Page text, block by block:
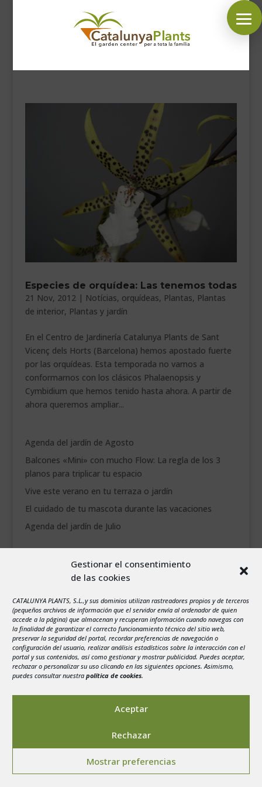
Gestionar el consentimiento
de las cookies
CATALUNYA PLANTS, S.L.,y sus dominios utilizan rastreadores propios y de terceros
(pequeños archivos de información que el servidor envía al ordenador de quien
accede a la página) que almacenan y recuperan información cuando navegas con
la finalidad de garantizar el correcto funcionamiento técnico del sitio web,
preservar la seguridad del portal, recordar preferencias de navegación o
configuración del usuario, realizar análisis estadísticos sobre la interacción con el
portal y sus contenidos, así como gestionar y mostrar publicidad. Puedes aceptar,
rechazar o personalizar su uso clicando en las siguientes opciones. Asimismo,
puedes consultar nuestra política de cookies.
Aceptar
Rechazar
Mostrar preferencias
SÍGUENOS EN:
COMPLEMENTOS JARDÍN
HORARIO GARDEN
VEURE EN CATALÀ
Especies de orquídea: Las tenemos todas
21 Nov, 2012| Notícias, orquídeas, Plantas, Plantas
de interior, Plantas y jardín
En el Centro de Jardinería Catalunya Plants de Sant
Vicenç dels Horts (Barcelona) hemos apostado fuerte
por las orquídeas. Esta temporada no vamos a
conformarnos con los clásicos Phalaenopsis y
Cymbidium que hemos tenido hasta ahora. A partir de
ahora queremos ampliar...
Agenda del jardín de Agosto
Balcones «Mini» con mucho Flow: La regla de los 3
planos para triplicar tu espacio
Vive este verano en tu terraza o jardín
El cuidado de tu mascota durante las vacaciones
Agenda del jardín de Julio
X J V S
3
4 5 6 7 8
9
10
11 12 13 14 15
16
17
18 19 20 21 22
23
24
25 26 27 28 29
30
31
Política de privacidad
Cookies